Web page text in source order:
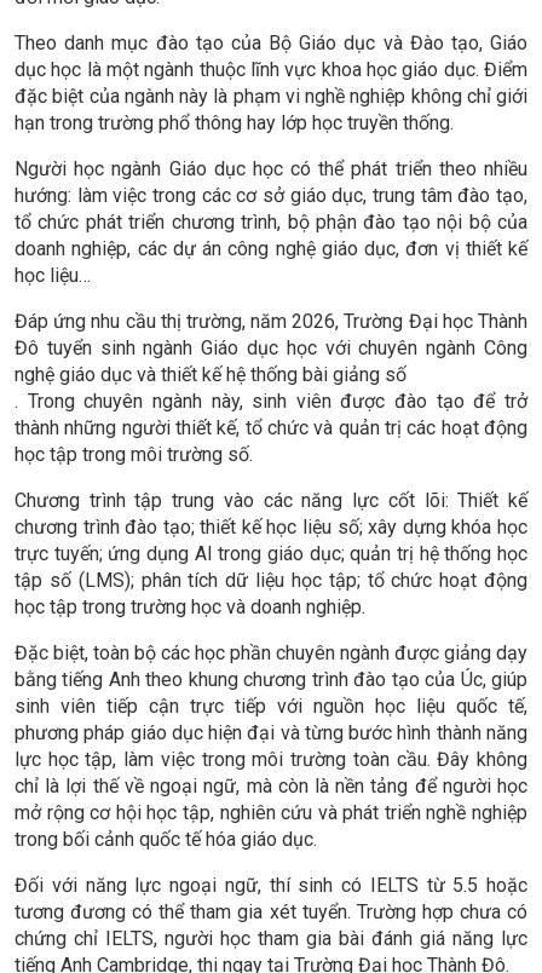
Theo danh mục đào tạo của Bộ Giáo dục và Đào tạo, Giáo
dục học là một ngành thuộc lĩnh vực khoa học giáo dục. Điểm
đặc biệt của ngành này là phạm vi nghề nghiệp không chỉ giới
hạn trong trường phổ thông hay lớp học truyền thống.
Người học ngành Giáo dục học có thể phát triển theo nhiều
hướng: làm việc trong các cơ sở giáo dục, trung tâm đào tạo,
tổ chức phát triển chương trình, bộ phận đào tạo nội bộ của
doanh nghiệp, các dự án công nghệ giáo dục, đơn vị thiết kế
học liệu…
Đáp ứng nhu cầu thị trường, năm 2026, Trường Đại học Thành
Đô tuyển sinh ngành Giáo dục học với chuyên ngành Công
nghệ giáo dục và thiết kế hệ thống bài giảng số
. Trong chuyên ngành này, sinh viên được đào tạo để trở
thành những người thiết kế, tổ chức và quản trị các hoạt động
học tập trong môi trường số.
Chương trình tập trung vào các năng lực cốt lõi: Thiết kế
chương trình đào tạo; thiết kế học liệu số; xây dựng khóa học
trực tuyến; ứng dụng AI trong giáo dục; quản trị hệ thống học
tập số (LMS); phân tích dữ liệu học tập; tổ chức hoạt động
học tập trong trường học và doanh nghiệp.
Đặc biệt, toàn bộ các học phần chuyên ngành được giảng dạy
bằng tiếng Anh theo khung chương trình đào tạo của Úc, giúp
sinh viên tiếp cận trực tiếp với nguồn học liệu quốc tế,
phương pháp giáo dục hiện đại và từng bước hình thành năng
lực học tập, làm việc trong môi trường toàn cầu. Đây không
chỉ là lợi thế về ngoại ngữ, mà còn là nền tảng để người học
mở rộng cơ hội học tập, nghiên cứu và phát triển nghề nghiệp
trong bối cảnh quốc tế hóa giáo dục.
Đối với năng lực ngoại ngữ, thí sinh có IELTS từ 5.5 hoặc
tương đương có thể tham gia xét tuyển. Trường hợp chưa có
chứng chỉ IELTS, người học tham gia bài đánh giá năng lực
tiếng Anh Cambridge, thi ngay tại Trường Đại học Thành Đô.